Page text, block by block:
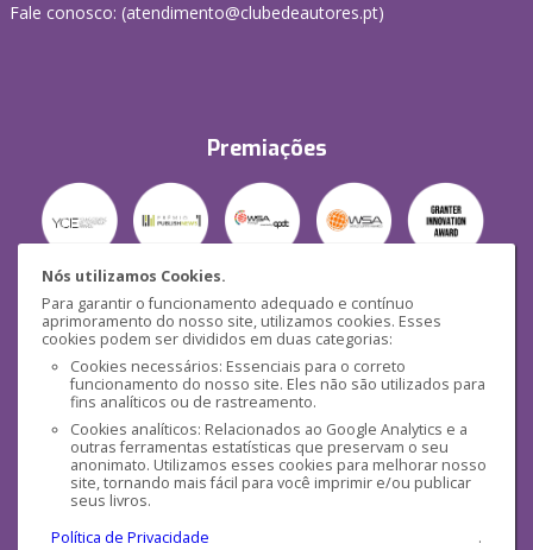
Nós utilizamos Cookies.
Para garantir o funcionamento adequado e contínuo
aprimoramento do nosso site, utilizamos cookies. Esses
cookies podem ser divididos em duas categorias:
Cookies necessários: Essenciais para o correto
funcionamento do nosso site. Eles não são utilizados para
fins analíticos ou de rastreamento.
Cookies analíticos: Relacionados ao Google Analytics e a
outras ferramentas estatísticas que preservam o seu
anonimato. Utilizamos esses cookies para melhorar nosso
site, tornando mais fácil para você imprimir e/ou publicar
seus livros.
Política de Privacidade
.
Fale conosco: (atendimento@clubedeautores.pt)
Premiações
Segurança
Mídias Sociais